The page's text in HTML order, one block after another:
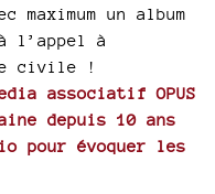
un album
l’appel à
civile !
associatif OPUS
depuis 10 ans
pour évoquer les